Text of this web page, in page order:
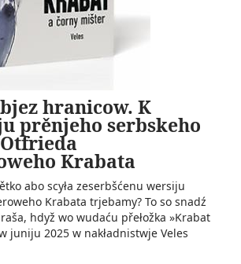
hranicow. K
prěnjeho serbskeho
Krabata
abo scyła zeserbšćenu wersiju
Krabata trjebamy? To so snadź
hdyž wo wudaću přełožka »Krabat
juniju 2025 w nakładnistwje Veles